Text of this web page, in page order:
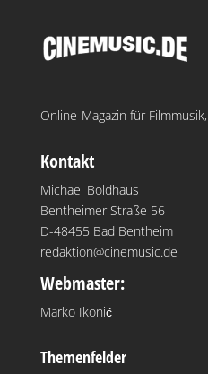
Online-Magazin für
Kontakt
Michael Boldhaus
Bentheimer Straße 56
D-48455 Bad Bentheim
redaktion@cinemusic.de
Webmaster:
Marko Ikonić
Themenfelder